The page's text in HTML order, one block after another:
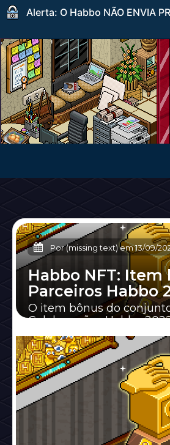
Alerta: O Habbo NÃO ENVIA
Por (missing text) em13/09/
Habbo NFT: Item
Parceiros Habbo
O item bônus do
Colaborações Habbo